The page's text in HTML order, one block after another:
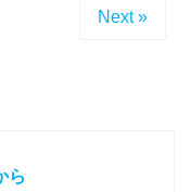
Next »
ら